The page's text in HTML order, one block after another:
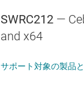
SWRC212 —
and x64
サポート対象の製品